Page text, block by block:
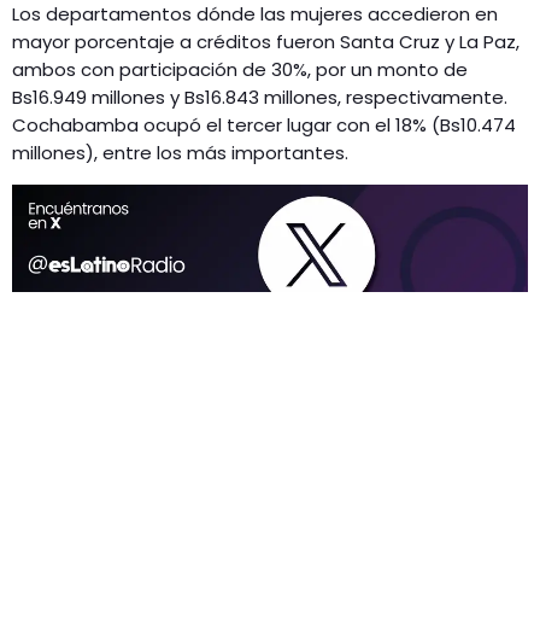
Los departamentos dónde las mujeres accedieron en
mayor porcentaje a créditos fueron Santa Cruz y La Paz,
ambos con participación de 30%, por un monto de
Bs16.949 millones y Bs16.843 millones, respectivamente.
Cochabamba ocupó el tercer lugar con el 18% (Bs10.474
millones), entre los más importantes.